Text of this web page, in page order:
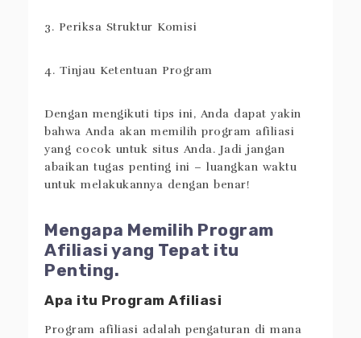
3. Periksa Struktur Komisi
4. Tinjau Ketentuan Program
Dengan mengikuti tips ini, Anda dapat yakin
bahwa Anda akan memilih program afiliasi
yang cocok untuk situs Anda. Jadi jangan
abaikan tugas penting ini – luangkan waktu
untuk melakukannya dengan benar!
Mengapa Memilih Program
Afiliasi yang Tepat itu
Penting.
Apa itu Program Afiliasi
Program afiliasi adalah pengaturan di mana